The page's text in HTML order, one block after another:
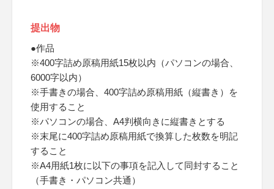
提出物
●作品
※400字詰め原稿用紙15枚以内（パソコンの場合、
6000字以内）
※手書きの場合、400字詰め原稿用紙（縦書き）を
使用すること
※パソコンの場合、A4判横向きに縦書きとする
※末尾に400字詰め原稿用紙で換算した枚数を明記
すること
※A4用紙1枚に以下の事項を記入して同封すること
（手書き・パソコン共通）